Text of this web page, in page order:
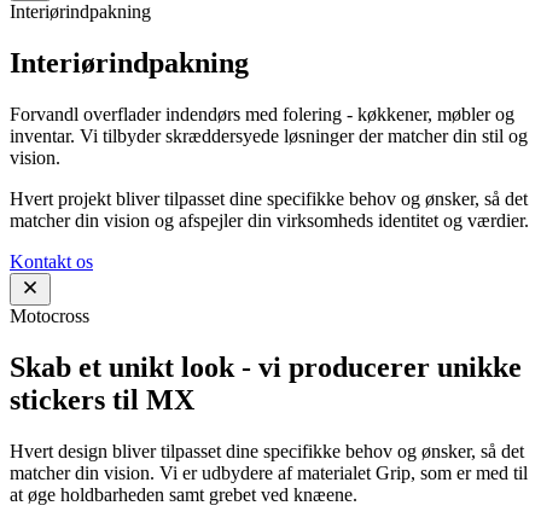
Interiørindpakning
Interiørindpakning
Forvandl overflader indendørs med folering - køkkener, møbler og
inventar. Vi tilbyder skræddersyede løsninger der matcher din stil og
vision.
Hvert projekt bliver tilpasset dine specifikke behov og ønsker, så det
matcher din vision og afspejler din virksomheds identitet og værdier.
Kontakt os
Motocross
Skab et unikt look - vi producerer unikke
stickers til MX
Hvert design bliver tilpasset dine specifikke behov og ønsker, så det
matcher din vision. Vi er udbydere af materialet Grip, som er med til
at øge holdbarheden samt grebet ved knæene.